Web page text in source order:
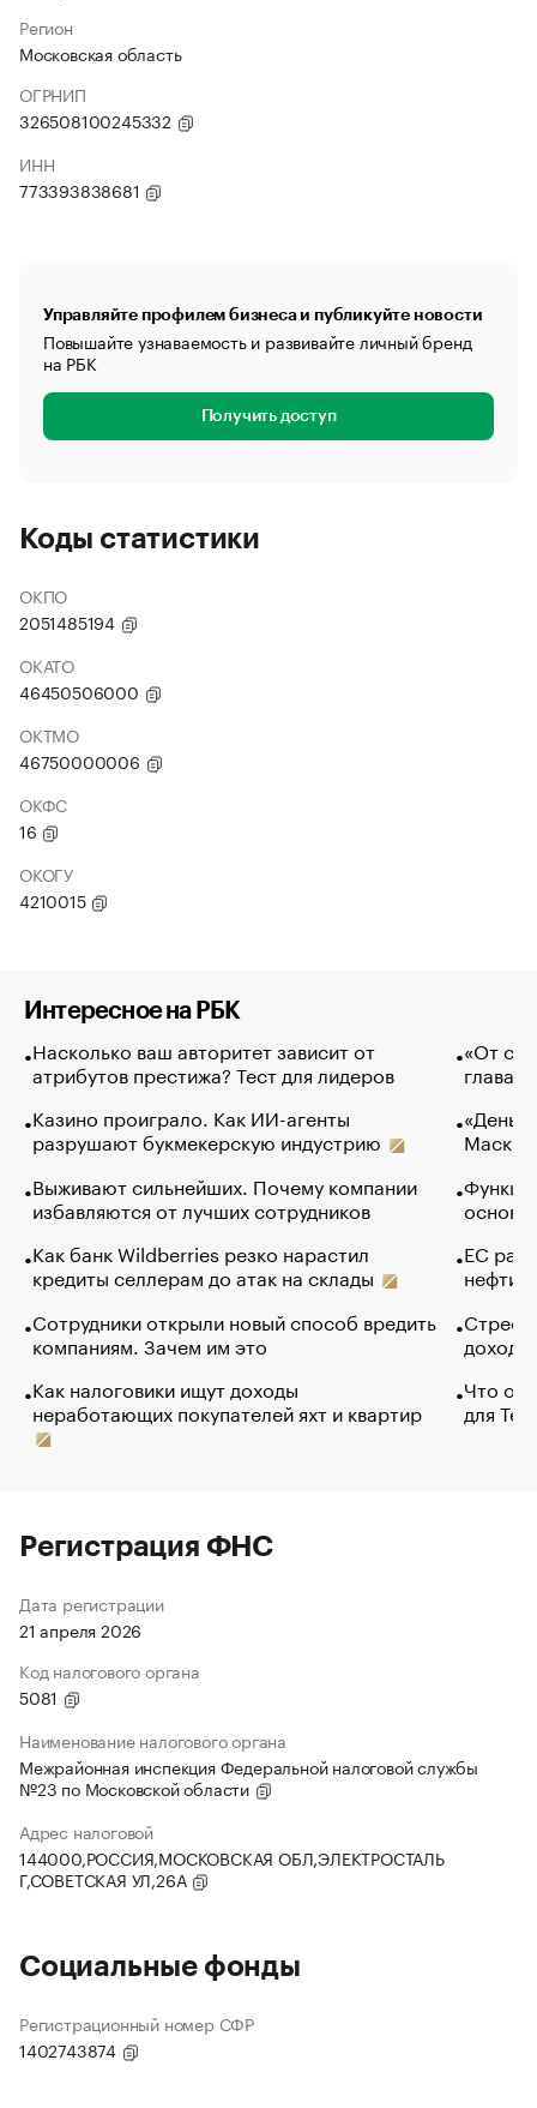
Регион
Московская область
ОГРНИП
326508100245332
ИНН
773393838681
Управляйте профилем бизнеса и публикуйте новости
Повышайте узнаваемость и развивайте личный бренд
на РБК
Получить доступ
Коды статистики
ОКПО
2051485194
ОКАТО
46450506000
ОКТМО
46750000006
ОКФС
16
ОКОГУ
4210015
Интересное на РБК
Насколько ваш авторитет зависит от
атрибутов престижа? Тест для лидеров
Казино проиграло. Как ИИ-агенты
разрушают букмекерскую индустрию
Выживают сильнейших. Почему компании
избавляются от лучших сотрудников
Как банк Wildberries резко нарастил
кредиты селлерам до атак на склады
Сотрудники открыли новый способ вредить
компаниям. Зачем им это
Как налоговики ищут доходы
неработающих покупателей яхт и квартир
«От
глава
Маск в
основ
ЕС
нефти
Что
для
Регистрация ФНС
Дата регистрации
21 апреля 2026
Код налогового органа
5081
Наименование налогового органа
Межрайонная инспекция Федеральной налоговой службы
№23 по Московской области
Адрес налоговой
144000,РОССИЯ,МОСКОВСКАЯ ОБЛ,ЭЛЕКТРОСТАЛЬ
Г,СОВЕТСКАЯ УЛ,26А
Социальные фонды
Регистрационный номер СФР
1402743874